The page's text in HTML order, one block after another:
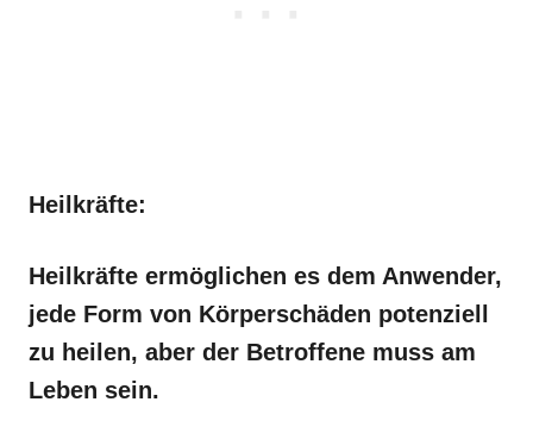
Heilkräfte:
Heilkräfte ermöglichen es dem Anwender,
jede Form von Körperschäden potenziell
zu heilen, aber der Betroffene muss am
Leben sein.